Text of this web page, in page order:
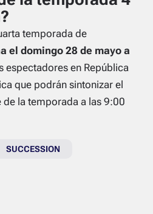
temporada de
el domingo 28 de mayo a
espectadores en República
que podrán sintonizar el
la temporada a las 9:00
SUCCESSION